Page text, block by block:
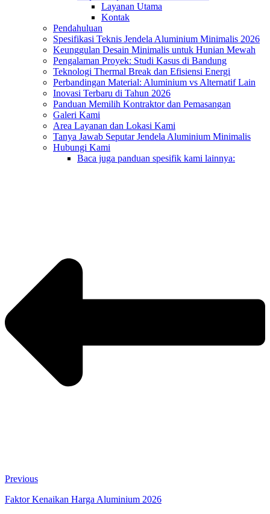
Layanan Utama
Kontak
Pendahuluan
Spesifikasi Teknis Jendela Aluminium Minimalis 2026
Keunggulan Desain Minimalis untuk Hunian Mewah
Pengalaman Proyek: Studi Kasus di Bandung
Teknologi Thermal Break dan Efisiensi Energi
Perbandingan Material: Aluminium vs Alternatif Lain
Inovasi Terbaru di Tahun 2026
Panduan Memilih Kontraktor dan Pemasangan
Galeri Kami
Area Layanan dan Lokasi Kami
Tanya Jawab Seputar Jendela Aluminium Minimalis
Hubungi Kami
Baca juga panduan spesifik kami lainnya:
Previous
Faktor Kenaikan Harga Aluminium 2026